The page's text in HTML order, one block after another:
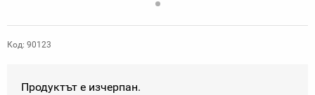
Код: 90123
Продуктът е изчерпан.